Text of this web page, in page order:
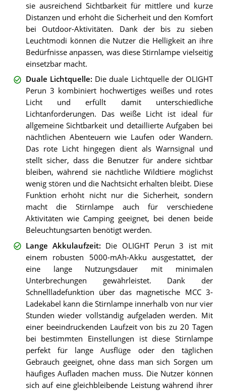
sie ausreichend Sichtbarkeit für mittlere und kurze
Distanzen und erhöht die Sicherheit und den Komfort
bei Outdoor-Aktivitäten. Dank der bis zu sieben
Leuchtmodi können die Nutzer die Helligkeit an ihre
Bedürfnisse anpassen, was diese Stirnlampe vielseitig
einsetzbar macht.
Duale Lichtquelle: Die duale Lichtquelle der OLIGHT
Perun 3 kombiniert hochwertiges weißes und rotes
Licht und erfüllt damit unterschiedliche
Lichtanforderungen. Das weiße Licht ist ideal für
allgemeine Sichtbarkeit und detaillierte Aufgaben bei
nächtlichen Abenteuern wie Laufen oder Wandern.
Das rote Licht hingegen dient als Warnsignal und
stellt sicher, dass die Benutzer für andere sichtbar
bleiben, während sie nächtliche Wildtiere möglichst
wenig stören und die Nachtsicht erhalten bleibt. Diese
Funktion erhöht nicht nur die Sicherheit, sondern
macht die Stirnlampe auch für verschiedene
Aktivitäten wie Camping geeignet, bei denen beide
Beleuchtungsarten benötigt werden.
Lange Akkulaufzeit: Die OLIGHT Perun 3 ist mit
einem robusten 5000-mAh-Akku ausgestattet, der
eine lange Nutzungsdauer mit minimalen
Unterbrechungen gewährleistet. Dank der
Schnellladefunktion über das magnetische MCC 3-
Ladekabel kann die Stirnlampe innerhalb von nur vier
Stunden wieder vollständig aufgeladen werden. Mit
einer beeindruckenden Laufzeit von bis zu 20 Tagen
bei bestimmten Einstellungen ist diese Stirnlampe
perfekt für lange Ausflüge oder den täglichen
Gebrauch geeignet, ohne dass man sich Sorgen um
häufiges Aufladen machen muss. Die Nutzer können
sich auf eine gleichbleibende Leistung während ihrer